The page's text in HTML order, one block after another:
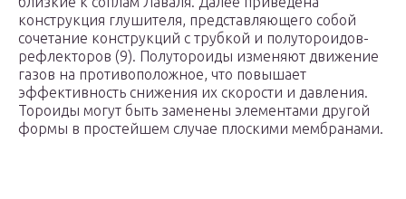
конструкция глушителя, представляющего собой
сочетание конструкций с трубкой и полутороидов-
рефлекторов (9). Полутороиды изменяют движение
газов на противоположное, что повышает
эффективность снижения их скорости и давления.
Тороиды могут быть заменены элементами другой
формы в простейшем случае плоскими мембранами.